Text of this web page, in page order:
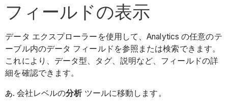
フィールドの表示
データ エクスプローラーを使用して、Analytics の任意のテ
ーブル内のデータ フィールドを参照または検索できます。
これにより、データ型、タグ、説明など、フィールドの詳
細を確認できます。
会社レベルの分析 ツールに移動します。